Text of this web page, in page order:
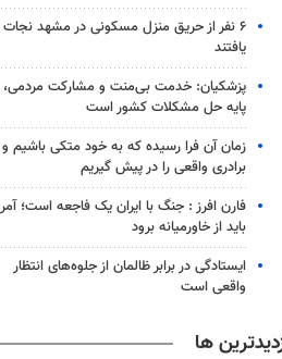
۶ نفر از حریق منزل مسکونی در مشهد نجات
یافتند
پزشکیان: خدمت بی‌منت و مشارکت مردمی،
پایه حل مشکلات کشور است
زمان آن فرا رسیده که به خود متکی باشیم و
برادری واقعی را در پیش گیریم
فارن افرز : جنگ با ایران یک فاجعه است؛
باید از خاورمیانه برود
ایستادگی در برابر ظالمان از جلوه‌های انتظار
واقعی است
ها